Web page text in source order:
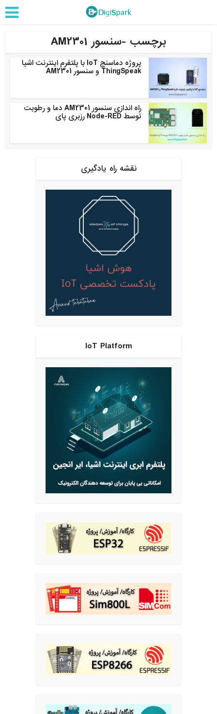
برچسب -سنسور AM2301
پروژه دماسنج IoT با پلتفرم اینترنت اشیا
ThingSpeak و سنسور AM2301
راه اندازی سنسور AM2301 دما و رطوبت
توسط Node-RED رزبری پای
نقشه راه یادگیری
IoT Platform